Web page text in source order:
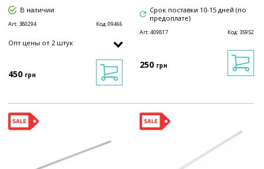
В наличии
Art: 380294 Код:09466
Опт цены от 2 штук
450 грн
Срок поставки 10-15 дней (по
предоплате)
Art:409817 Код: 35952
250 грн